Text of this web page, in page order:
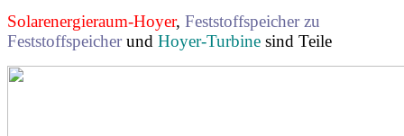
Solarenergieraum-Hoyer, Feststoffspeicher zu
Feststoffspeicherund Hoyer-Turbine sind Teile